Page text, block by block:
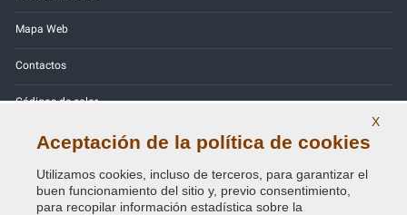
Mapa Web
Contactos
Códigos de color
Política de Privacidad - RGPD
X
Aceptación de la política de cookies
Utilizamos cookies, incluso de terceros, para garantizar el
buen funcionamiento del sitio y, previo consentimiento,
para recopilar información estadística sobre la